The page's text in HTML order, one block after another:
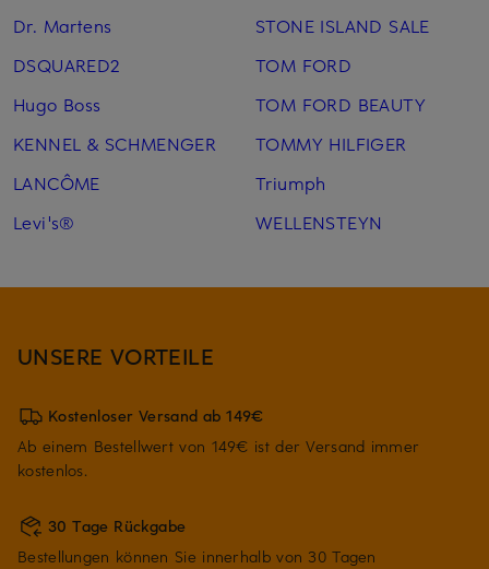
Dr. Martens
DSQUARED2
Hugo Boss
KENNEL & SCHMENGER
LANCÔME
Levi's®
STONE ISLAND SALE
TOM FORD
TOM FORD BEAUTY
TOMMY HILFIGER
Triumph
WELLENSTEYN
UNSERE VORTEILE
Kostenloser Versand ab 149€
Ab einem Bestellwert von 149€ ist der Versand immer
kostenlos.
30 Tage Rückgabe
Bestellungen können Sie innerhalb von 30 Tagen